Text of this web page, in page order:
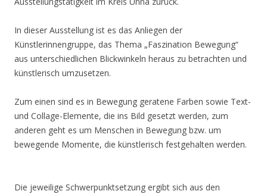
In dieser Ausstellung ist es das Anliegen der
Künstlerinnengruppe, das Thema „Faszination Bewegung“
aus unterschiedlichen Blickwinkeln heraus zu betrachten und
künstlerisch umzusetzen.
Zum einen sind es in Bewegung geratene Farben sowie Text-
und Collage-Elemente, die ins Bild gesetzt werden, zum
anderen geht es um Menschen in Bewegung bzw. um
bewegende Momente, die künstlerisch festgehalten werden.
Die jeweilige Schwerpunktsetzung ergibt sich aus den